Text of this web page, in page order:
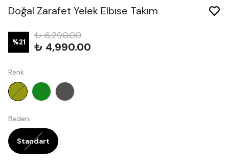
Doğal Zarafet Yelek Elbise Takım
%21
₺ 6,290.00
₺ 4,990.00
Renk
Beden
Standart